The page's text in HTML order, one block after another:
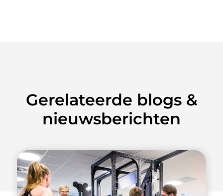
Gerelateerde blogs &
nieuwsberichten